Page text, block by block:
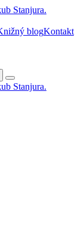
blogKontakt